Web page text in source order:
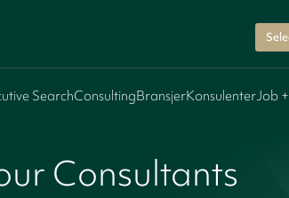
SearchConsultingBransjerKonsulenterJob
Consultants